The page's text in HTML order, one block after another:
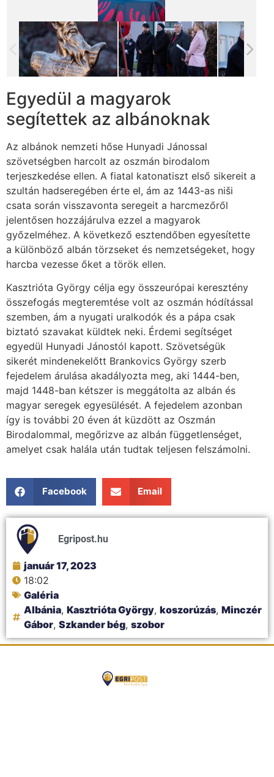
Egyedül a magyarok
segítettek az albánoknak
Az albánok nemzeti hőse Hunyadi Jánossal
szövetségben harcolt az oszmán birodalom
terjeszkedése ellen. A fiatal katonatiszt első sikereit a
szultán hadseregében érte el, ám az 1443-as niši
csata során visszavonta seregeit a harcmezőről
jelentősen hozzájárulva ezzel a magyarok
győzelméhez. A következő esztendőben egyesítette
a különböző albán törzseket és nemzetségeket, hogy
harcba vezesse őket a török ellen.
Kasztrióta György célja egy összeurópai keresztény
összefogás megteremtése volt az oszmán hódítással
szemben, ám a nyugati uralkodók és a pápa csak
biztató szavakat küldtek neki. Érdemi segítséget
egyedül Hunyadi Jánostól kapott. Szövetségük
sikerét mindenekelőtt Brankovics György szerb
fejedelem árulása akadályozta meg, aki 1444-ben,
majd 1448-ban kétszer is meggátolta az albán és
magyar seregek egyesülését. A fejedelem azonban
így is további 20 éven át küzdött az Oszmán
Birodalommal, megőrizve az albán függetlenséget,
amelyet csak halála után tudtak teljesen felszámolni.
Facebook Email
Egripost.hu
január 17, 2023
18:02
Galéria
Albánia, Kasztrióta György, koszorúzás, Minczér
Gábor, Szkander bég, szobor